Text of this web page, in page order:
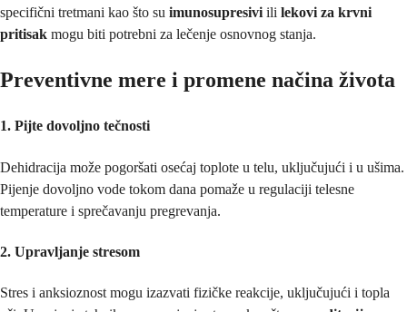
specifični tretmani kao što su imunosupresivi ili lekovi za krvni
pritisak mogu biti potrebni za lečenje osnovnog stanja.
Preventivne mere i promene načina života
1. Pijte dovoljno tečnosti
Dehidracija može pogoršati osećaj toplote u telu, uključujući i u ušima.
Pijenje dovoljno vode tokom dana pomaže u regulaciji telesne
temperature i sprečavanju pregrevanja.
2. Upravljanje stresom
Stres i anksioznost mogu izazvati fizičke reakcije, uključujući i topla